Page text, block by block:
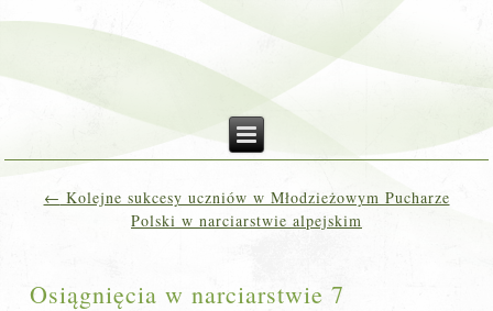
← Kolejne sukcesy uczniów w Młodzieżowym Pucharze
Polski w narciarstwie alpejskim
Osiągnięcia w narciarstwie 7